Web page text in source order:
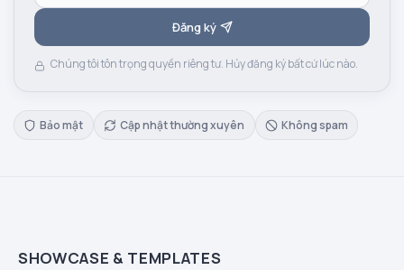
Đăng ký
Chúng tôi tôn trọng quyền riêng tư. Hủy đăng ký bất cứ lúc nào.
Bảo mật Cập nhật thường xuyên Không spam
SHOWCASE & TEMPLATES